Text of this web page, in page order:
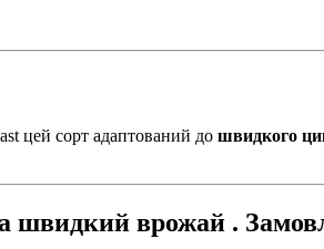
цей сорт адаптований до швидкого
швидкий врожай .